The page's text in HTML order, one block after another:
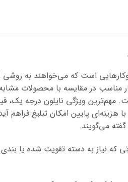
است که می‌خواهند به روشی
مناسب در مقایسه با محصولات
ویژگی نایلون درجه یک،
پایین امکان تبلیغ فراهم
می‌گویند.
که نیاز به دسته تقویت شده یا